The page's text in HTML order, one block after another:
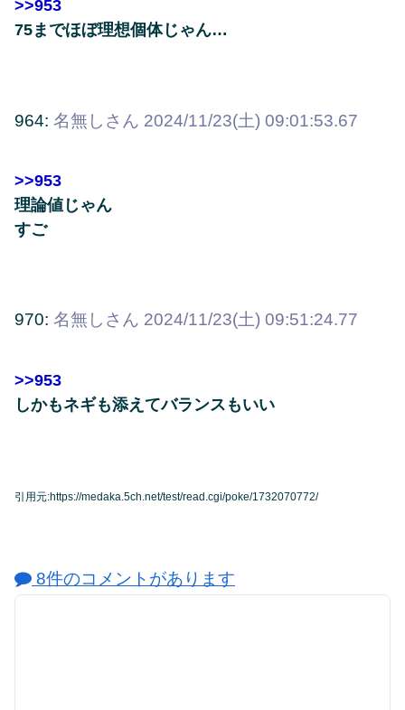
>>953
75までほぼ理想個体じゃん…
964: 名無しさん 2024/11/23(土) 09:01:53.67
>>953
理論値じゃん
すご
970: 名無しさん 2024/11/23(土) 09:51:24.77
>>953
しかもネギも添えてバランスもいい
引用元:https://medaka.5ch.net/test/read.cgi/poke/1732070772/
8件のコメントがあります